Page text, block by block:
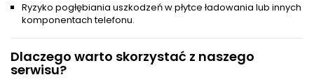
Ryzyko pogłębiania uszkodzeń w płytce ładowania lub innych
komponentach telefonu.
Dlaczego warto skorzystać z naszego
serwisu?